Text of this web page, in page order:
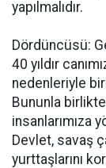
yapılmalıdır.
Dördüncüsü:
40 yıldır
nedenleriyle
Bununla
insanlarımıza
Devlet, savaş
yurttaşlarını